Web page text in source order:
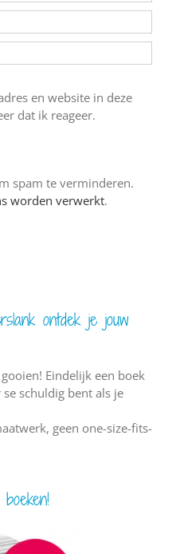
en website in deze
dat ik reageer.
spam te verminderen.
worden verwerkt.
ontdek je jouw
Eindelijk een boek
schuldig bent als je
geen one-size-fits-